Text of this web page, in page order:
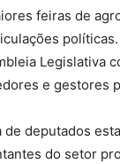
feiras de
Legislativa
e gestores
deputados
do setor